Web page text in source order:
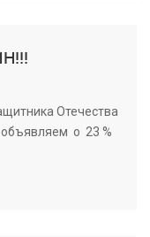
Отечества
о 23 %